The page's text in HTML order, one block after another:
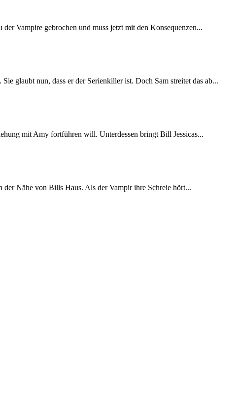
Vampire gebrochen und muss jetzt mit den Konsequenzen...
glaubt nun, dass er der Serienkiller ist. Doch Sam streitet das ab...
mit Amy fortführen will. Unterdessen bringt Bill Jessicas...
Nähe von Bills Haus. Als der Vampir ihre Schreie hört...